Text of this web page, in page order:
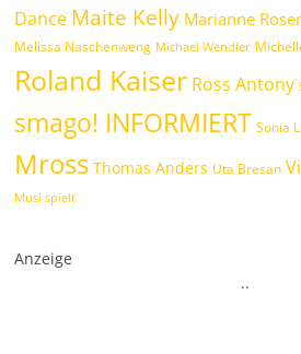
Dance Maite Kelly Marianne
Melissa Naschenweng Michael Wendler
Roland Kaiser Ross Antony
smago! INFORMIERT Sonia
Mross Thomas Anders Uta Bresan
Musi spielt
Anzeige
..